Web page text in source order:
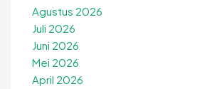
Agustus 2026
Juli 2026
Juni 2026
Mei 2026
April 2026